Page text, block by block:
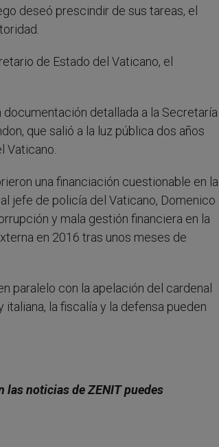
deseó prescindir de sus tareas, el
de Estado del Vaticano, el
detallada a la Secretaría
que salió a la luz pública dos años
Vaticano.
una financiación cuestionable en la
jefe de policía del Vaticano, Domenico
y mala gestión financiera en la
en 2016 tras unos meses de
paralelo con la apelación del cardenal
italiana, la fiscalía y la defensa pueden
las noticias de ZENIT puedes